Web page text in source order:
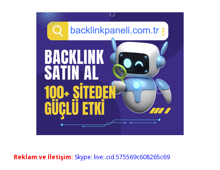
Reklam ve İletişim: Skype: live:.cid.575569c608265c69